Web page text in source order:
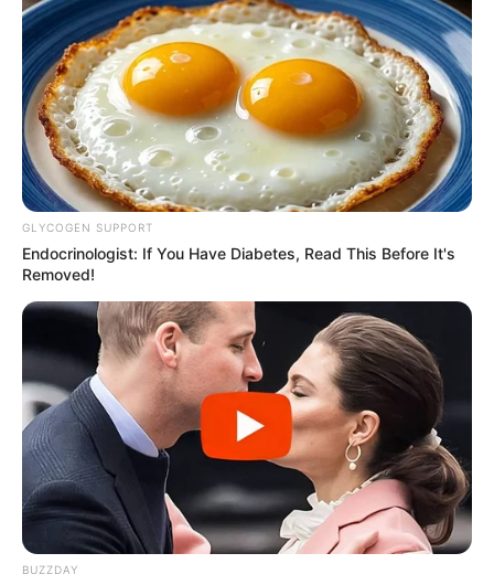
GLYCOGEN SUPPORT
Endocrinologist: If You Have Diabetes, Read This Before It's
Removed!
BUZZDAY